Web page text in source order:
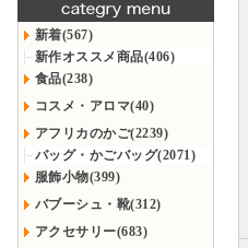
新着(567)
新作オススメ商品(406)
食品(238)
コスメ・アロマ(40)
アフリカのかご(2239)
バッグ・かごバッグ(2071)
服飾小物(399)
バブーシュ・靴(312)
アクセサリー(683)